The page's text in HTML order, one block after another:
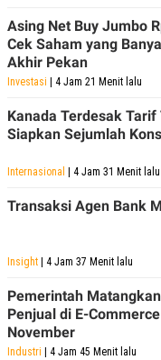
Asing Net Buy Jumbo
Cek Saham yang
Akhir Pekan
Investasi | 4 Jam 21 Menit lalu
Kanada Terdesak Tarif
Siapkan Sejumlah
Internasional | 4 Jam 31 Menit lalu
Transaksi Agen Bank
Insight | 4 Jam 37 Menit lalu
Pemerintah
Penjual di E-
November
Industri | 4 Jam 45 Menit lalu